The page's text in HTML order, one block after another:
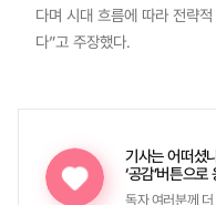
다며 시대 흐름에 따라 전략
다”고 주장했다.
기사는 어떠셨
‘공감’버튼으
독자 여러분께